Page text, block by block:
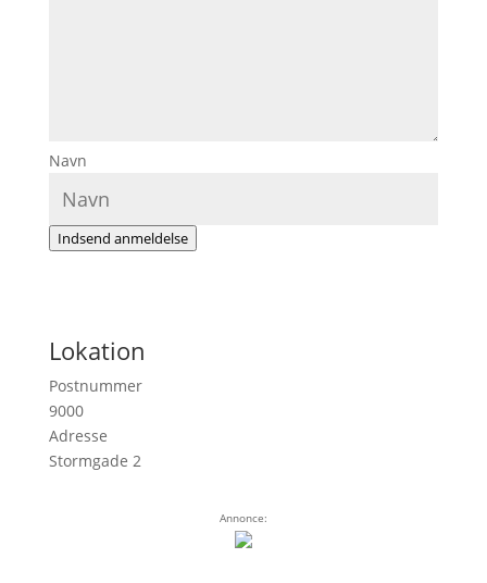
Navn
Indsend anmeldelse
Lokation
Postnummer
9000
Adresse
Stormgade 2
Annonce: